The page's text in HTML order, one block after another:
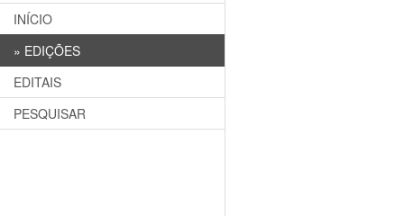
INÍCIO
» EDIÇÕES
EDITAIS
PESQUISAR